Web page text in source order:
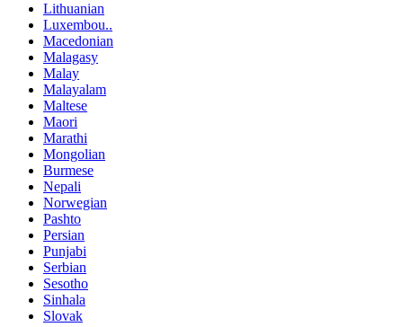
Lithuanian
Luxembou..
Macedonian
Malagasy
Malay
Malayalam
Maltese
Maori
Marathi
Mongolian
Burmese
Nepali
Norwegian
Pashto
Persian
Punjabi
Serbian
Sesotho
Sinhala
Slovak